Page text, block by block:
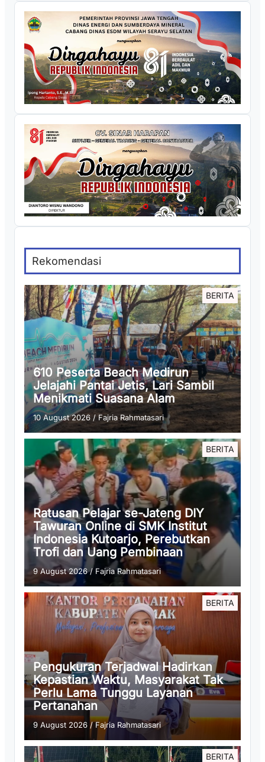
Rekomendasi
BERITA
610 Peserta Beach Medirun
Jelajahi Pantai Jetis, Lari Sambil
Menikmati Suasana Alam
10 August 2026 /Fajria Rahmatasari
BERITA
Ratusan Pelajar se-Jateng DIY
Tawuran Online di SMK Institut
Indonesia Kutoarjo, Perebutkan
Trofi dan Uang Pembinaan
9 August 2026/ Fajria Rahmatasari
BERITA
Pengukuran Terjadwal Hadirkan
Kepastian Waktu, Masyarakat Tak
Perlu Lama Tunggu Layanan
Pertanahan
9 August 2026 /Fajria Rahmatasari
BERITA